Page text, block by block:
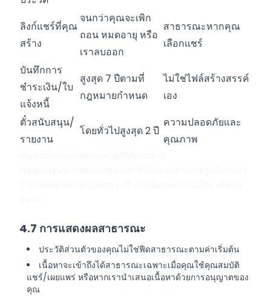
ลิงก์แชร์ที่คุณ
สร้าง
จนกว่าคุณจะเพิก
ถอน หมดอายุ หรือ
เราลบออก
สาธารณะหากคุณ
เลือกแชร์
บันทึกการ
ชำระเงิน/ใบ
แจ้งหนี้
สูงสุด 7 ปีตามที่
กฎหมายกำหนด
ไม่ใช่ไฟล์สร้างสรรค์
เอง
ตั๋วสนับสนุน/
รายงาน
โดยทั่วไปสูงสุด 2 ปี
ความปลอดภัยและ
คุณภาพ
4.7 การแสดงผลสาธารณะ
ประวัติส่วนตัวของคุณไม่ใช่ฟีดสาธารณะตามค่าเริ่มต้น
เนื้อหาจะเข้าถึงได้สาธารณะเฉพาะเมื่อคุณใช้คุณสมบัติ
แชร์/เผยแพร่ หรือหากเรานำเสนอเนื้อหาด้วยการอนุญาตของ
คุณ